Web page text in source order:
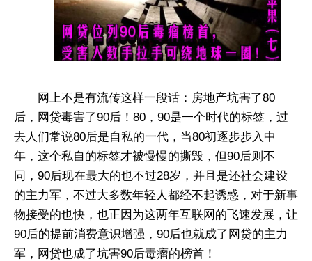
网上不是有流传这样一段话：房地产坑害了80
后，网贷毒害了90后！80，90是一个时代的标签，过
去人们常说80后是自私的一代，当80初逐步步入中
年，这个私自的标签才被慢慢的撕毁，但90后则不
同，90后现在最大的也不过28岁，并且是还社会建设
的主力军，不过大多数年轻人都经不起诱惑，对于新事
物接受的也快，也正因为这两年互联网的飞速发展，让
90后的提前消费意识增强，90后也就成了网贷的主力
军，网贷也成了坑害90后毒瘤的榜首！